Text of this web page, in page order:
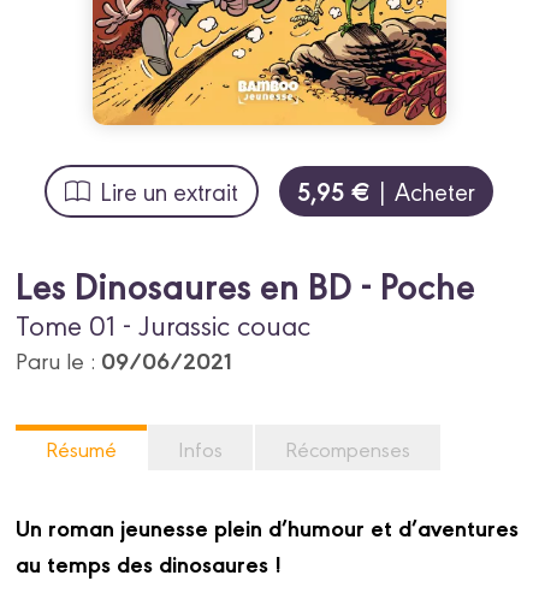
Lire un extrait 5,95 € | Acheter
Les Dinosaures en BD - Poche
Tome 01 - Jurassic couac
Paru le : 09/06/2021
Résumé Infos Récompenses
Un roman jeunesse plein d’humour et d’aventures
au temps des dinosaures !